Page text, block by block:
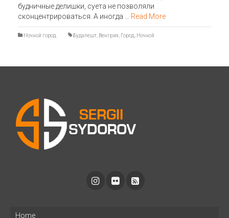
будничные делишки, суета не позволяли
сконцентрироваться. А иногда … Read More
Ночной город Будапешт Венгрия Город Ночной
Home